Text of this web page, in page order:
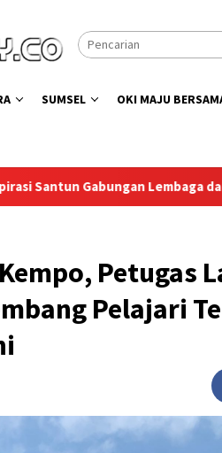
SUMSEL OKI MAJU
dan Masyarakat Muba Bersatu
Petugas
Pelajari